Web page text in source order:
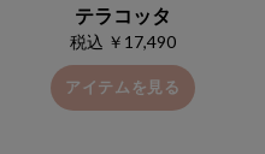
テラコッタ
税込 ￥17,490
アイテムを見る